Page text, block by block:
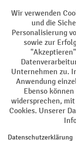
Impressum
Barrierefreiheit
Alle Preise exkl.
Nachnahmegebühren,
¹ Der Rabatt gilt so
oder Gutscheinen ist